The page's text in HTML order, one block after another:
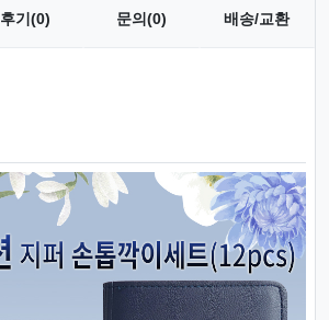
후기(0) 문의(0) 배송/교환